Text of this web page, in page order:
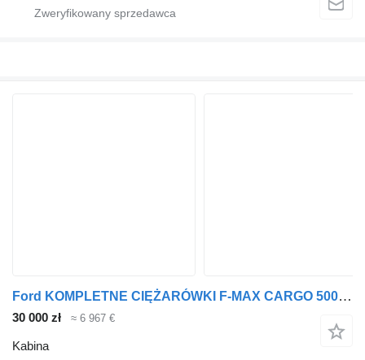
Ford KOMPLETNE CIĘŻARÓWKI F-MAX CARGO 500 EURO 6 KABINA do ciężarówki Ford F MAX
30 000 zł ≈ 6 967 €
Kabina